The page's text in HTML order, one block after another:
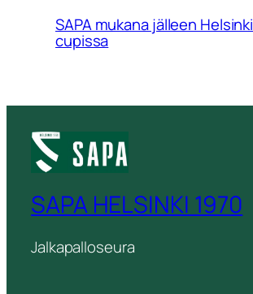
SAPA mukana jälleen Helsinki
cupissa
SAPA HELSINKI 1970
Jalkapalloseura